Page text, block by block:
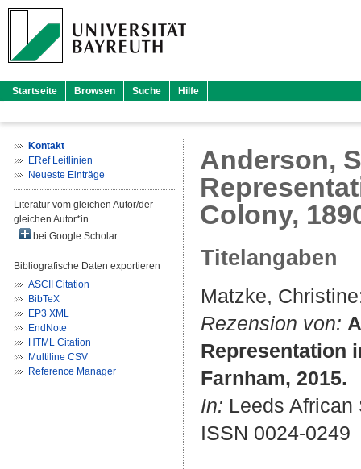
Startseite Browsen Suche Hilfe
Kontakt
ERef Leitlinien
Neueste Einträge
Literatur vom gleichen Autor/der
gleichen Autor*in
bei Google Scholar
Bibliografische Daten exportieren
ASCII Citation
BibTeX
EP3 XML
EndNote
HTML Citation
Multiline CSV
Reference Manager
Anderson,
Colony,
Titelangaben
Matzke, Christine
Rezension von:
Representation
Farnham, 2015.
In: Leeds
ISSN 0024-0249